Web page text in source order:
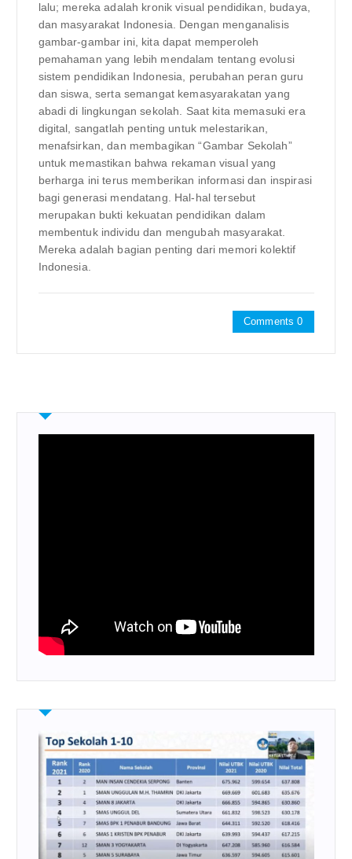
lalu; mereka adalah kronik visual pendidikan, budaya,
dan masyarakat Indonesia. Dengan menganalisis
gambar-gambar ini, kita dapat memperoleh
pemahaman yang lebih mendalam tentang evolusi
sistem pendidikan Indonesia, perubahan peran guru
dan siswa, serta semangat kemasyarakatan yang
abadi di lingkungan sekolah. Saat kita memasuki era
digital, sangatlah penting untuk melestarikan,
menafsirkan, dan membagikan “Gambar Sekolah”
untuk memastikan bahwa rekaman visual yang
berharga ini terus memberikan informasi dan inspirasi
bagi generasi mendatang. Hal-hal tersebut
merupakan bukti kekuatan pendidikan dalam
membentuk individu dan mengubah masyarakat.
Mereka adalah bagian penting dari memori kolektif
Indonesia.
Comments 0